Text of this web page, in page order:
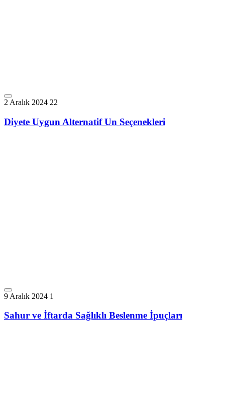
2 Aralık 2024 22
Diyete Uygun Alternatif Un Seçenekleri
9 Aralık 2024 1
Sahur ve İftarda Sağlıklı Beslenme İpuçları